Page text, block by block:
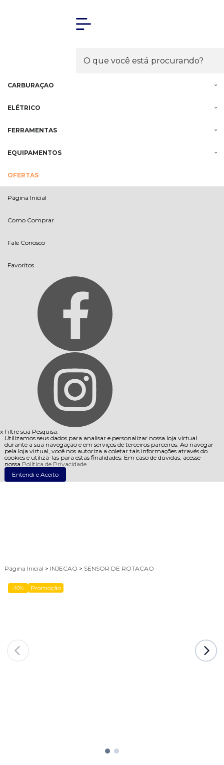
CARBURAÇÃO
ELÉTRICO
FERRAMENTAS
EQUIPAMENTOS
OFERTAS
Página Inicial
Como Comprar
Fale Conosco
Favoritos
x Filtre sua Pesquisa:
Utilizamos seus dados para analisar e personalizar nossa loja virtual
durante a sua navegação e em serviços de terceiros parceiros. Ao navegar
pela loja virtual, você nos autoriza a coletar tais informações através do
cookies e utilizá-las para estas finalidades. Em caso de dúvidas, acesse
nossa Política de Privacidade
Entendi e Aceito
Página Inicial > INJECAO > SENSOR DE ROTACAO
-10% Promoção